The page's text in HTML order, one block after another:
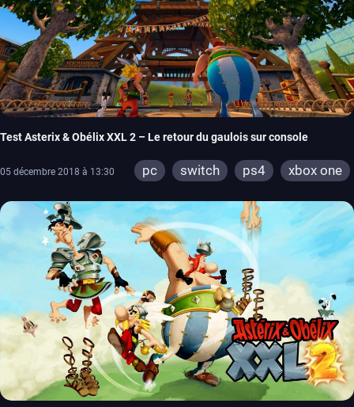
Test Asterix & Obélix XXL 2 – Le retour du gaulois sur console
05 décembre 2018 à 13:30 pc switch ps4 xbox one